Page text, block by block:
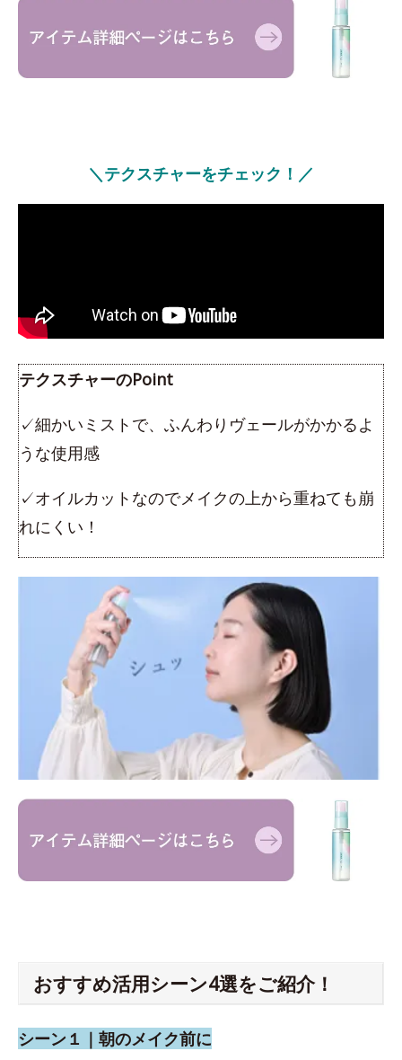
＼テクスチャーをチェック！／
テクスチャーのPoint
✓細かいミストで、ふんわりヴェールがかかるよ
うな使用感
✓オイルカットなのでメイクの上から重ねても崩
れにくい！
おすすめ活用シーン4選をご紹介！
シーン１｜朝のメイク前に